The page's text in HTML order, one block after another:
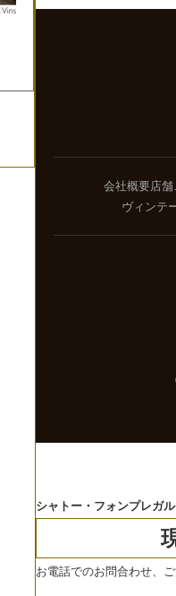
会社概要店
ヴィンテ
シャトー・フォンプレガ
お電話でのお問合わせ、ご